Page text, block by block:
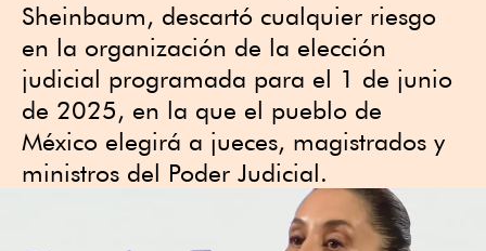
Sheinbaum, descartó cualquier riesgo
en la organización de la elección
judicial programada para el 1 de junio
de 2025, en la que el pueblo de
México elegirá a jueces, magistrados y
ministros del Poder Judicial.